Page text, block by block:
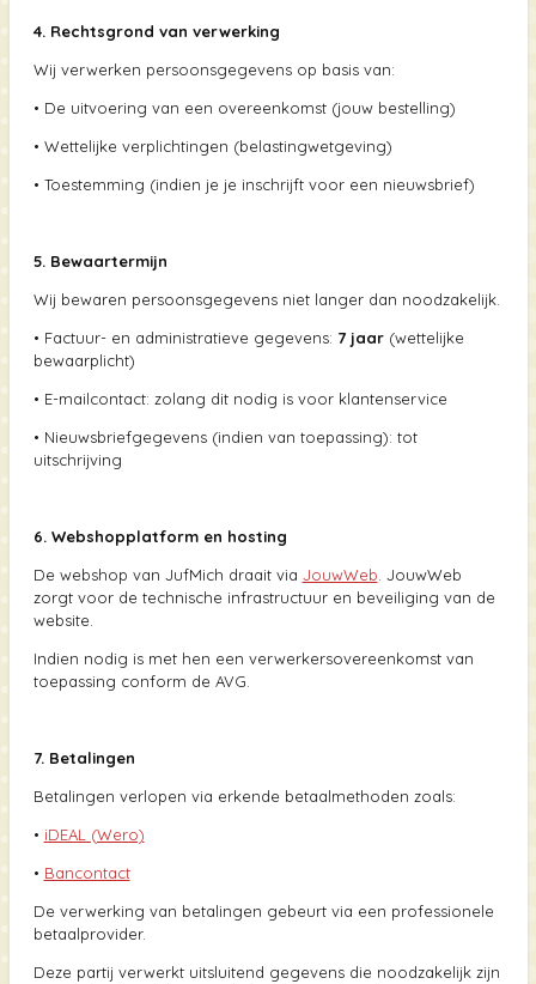
4. Rechtsgrond van verwerking
Wij verwerken persoonsgegevens op basis van:
• De uitvoering van een overeenkomst (jouw bestelling)
• Wettelijke verplichtingen (belastingwetgeving)
• Toestemming (indien je je inschrijft voor een nieuwsbrief)
5. Bewaartermijn
Wij bewaren persoonsgegevens niet langer dan noodzakelijk.
• Factuur- en administratieve gegevens: 7 jaar(wettelijke
bewaarplicht)
• E-mailcontact: zolang dit nodig is voor klantenservice
• Nieuwsbriefgegevens (indien van toepassing): tot
uitschrijving
6. Webshopplatform en hosting
De webshop van JufMich draait via JouwWeb . JouwWeb
zorgt voor de technische infrastructuur en beveiliging van de
website.
Indien nodig is met hen een verwerkersovereenkomst van
toepassing conform de AVG.
7. Betalingen
Betalingen verlopen via erkende betaalmethoden zoals:
• iDEAL (Wero)
• Bancontact
De verwerking van betalingen gebeurt via een professionele
betaalprovider.
Deze partij verwerkt uitsluitend gegevens die noodzakelijk zijn